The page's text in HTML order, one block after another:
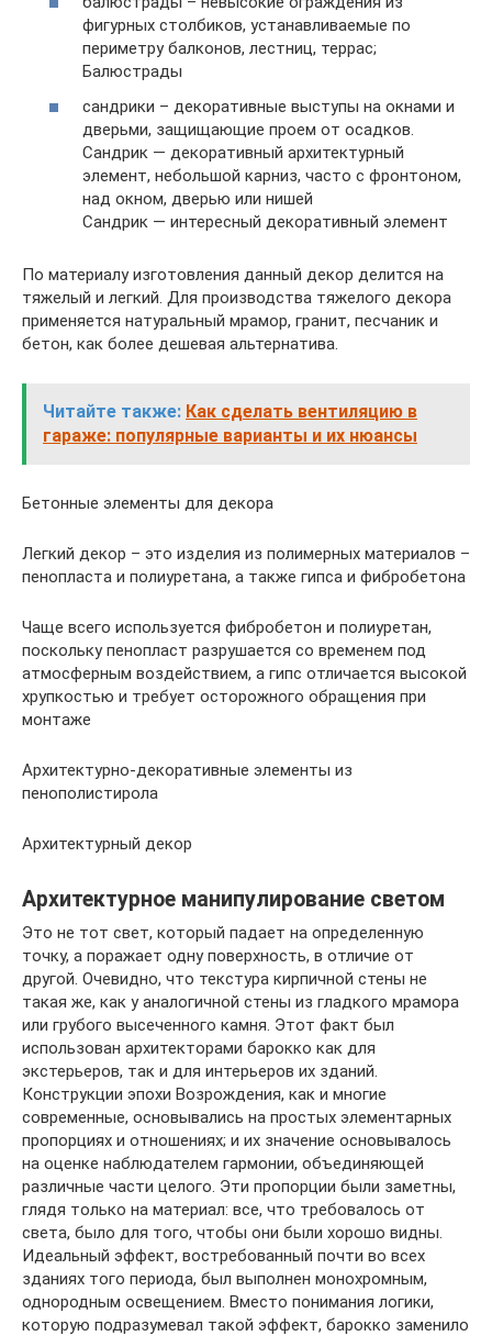
фигурных столбиков, устанавливаемые по
периметру балконов, лестниц, террас;
Балюстрады
сандрики – декоративные выступы на окнами и
дверьми, защищающие проем от осадков.
Сандрик — декоративный архитектурный
элемент, небольшой карниз, часто с фронтоном,
над окном, дверью или нишей
Сандрик — интересный декоративный элемент
По материалу изготовления данный декор делится на
тяжелый и легкий. Для производства тяжелого декора
применяется натуральный мрамор, гранит, песчаник и
бетон, как более дешевая альтернатива.
Читайте также: Как сделать вентиляцию в
гараже: популярные варианты и их нюансы
Бетонные элементы для декора
Легкий декор – это изделия из полимерных материалов –
пенопласта и полиуретана, а также гипса и фибробетона
Чаще всего используется фибробетон и полиуретан,
поскольку пенопласт разрушается со временем под
атмосферным воздействием, а гипс отличается высокой
хрупкостью и требует осторожного обращения при
монтаже
Архитектурно-декоративные элементы из
пенополистирола
Архитектурный декор
Архитектурное манипулирование светом
Это не тот свет, который падает на определенную
точку, а поражает одну поверхность, в отличие от
другой. Очевидно, что текстура кирпичной стены не
такая же, как у аналогичной стены из гладкого мрамора
или грубого высеченного камня. Этот факт был
использован архитекторами барокко как для
экстерьеров, так и для интерьеров их зданий.
Конструкции эпохи Возрождения, как и многие
современные, основывались на простых элементарных
пропорциях и отношениях; и их значение основывалось
на оценке наблюдателем гармонии, объединяющей
различные части целого. Эти пропорции были заметны,
глядя только на материал: все, что требовалось от
света, было для того, чтобы они были хорошо видны.
Идеальный эффект, востребованный почти во всех
зданиях того периода, был выполнен монохромным,
однородным освещением. Вместо понимания логики,
которую подразумевал такой эффект, барокко заменило